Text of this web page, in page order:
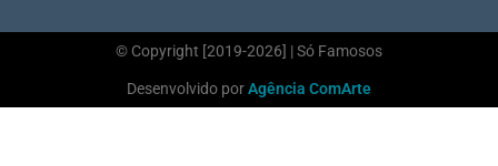
© Copyright [2019-2026] | Só Famosos
Desenvolvido porAgência ComArte